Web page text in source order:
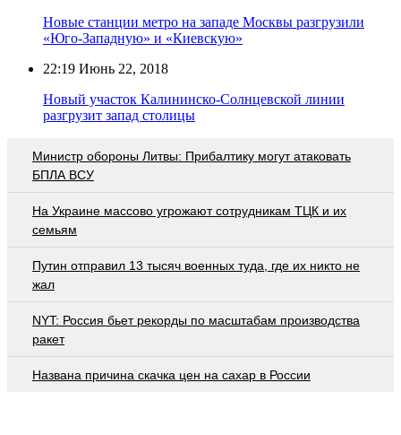
Новые станции метро на западе Москвы разгрузили
«Юго-Западную» и «Киевскую»
22:19 Июнь 22, 2018
Новый участок Калининско-Солнцевской линии
разгрузит запад столицы
Министр обороны Литвы: Прибалтику могут атаковать
БПЛА ВСУ
На Украине массово угрожают сотрудникам ТЦК и их
семьям
Путин отправил 13 тысяч военных туда, где их никто не
жал
NYT: Россия бьет рекорды по масштабам производства
ракет
Названа причина скачка цен на сахар в России